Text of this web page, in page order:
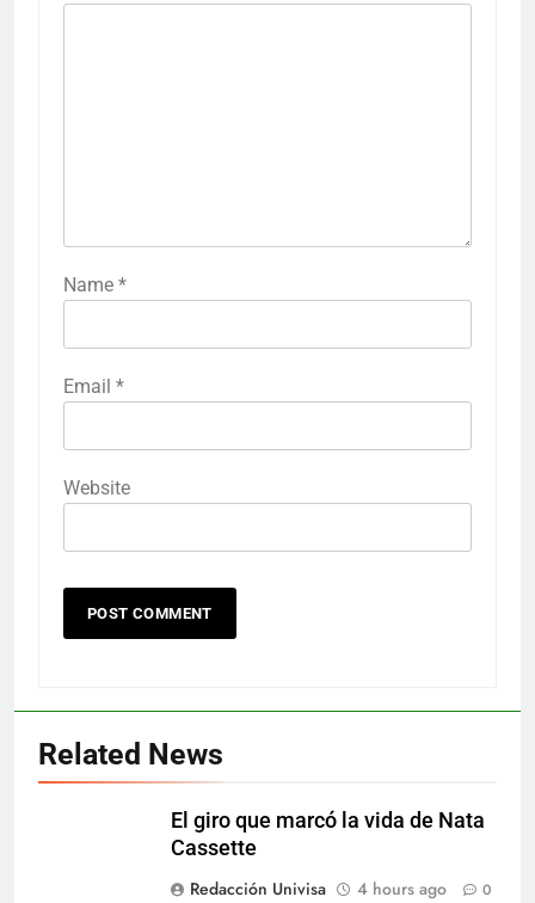
Name *
Email *
Website
Related News
El giro que marcó la vida de Nata
Cassette
Redacción Univisa
4 hours ago 0